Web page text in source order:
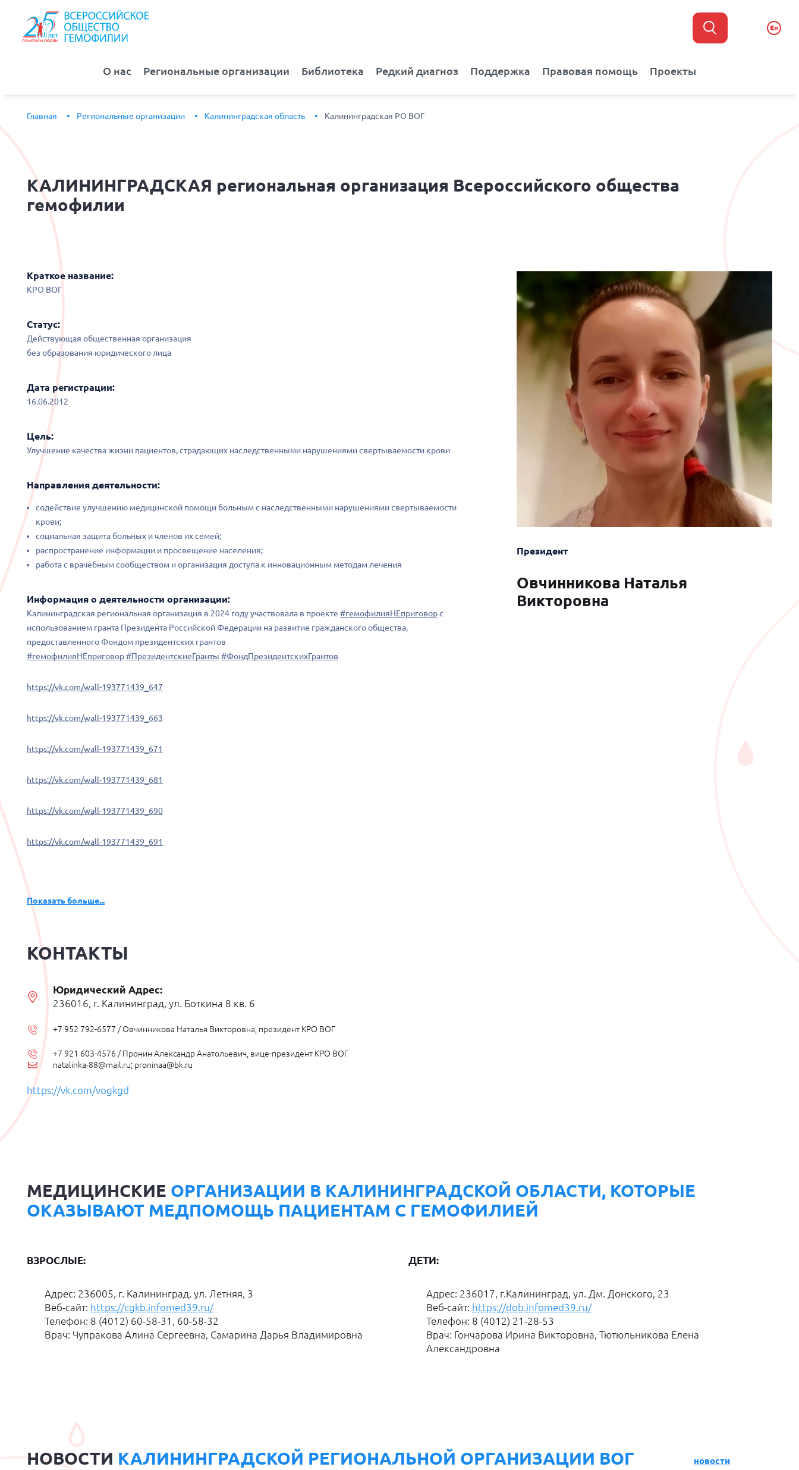
En
О нас Региональные организации Библиотека Редкий диагноз Поддержка Правовая помощь Проекты
Главная Региональные организации Калининградская область Калининградская РО ВОГ
КАЛИНИНГРАДСКАЯ региональная организация Всероссийского общества
гемофилии
Краткое название:
КРО ВОГ
Статус:
Действующая общественная организация
без образования юридического лица
Дата регистрации:
16.06.2012
Цель:
Улучшение качества жизни пациентов, страдающих наследственными нарушениями свертываемости крови
Направления деятельности:
содействие улучшению медицинской помощи больным с наследственными нарушениями свертываемости
крови;
социальная защита больных и членов их семей;
распространение информации и просвещение населения;
работа с врачебным сообществом и организация доступа к инновационным методам лечения
Информация о деятельности организации:
Калининградская региональная организация в 2024 году участвовала в проекте #гемофилияНЕприговорс
использованием гранта Президента Российской Федерации на развитие гражданского общества,
предоставленного Фондом президентских грантов
#гемофилияНЕприговор#ПрезидентскиеГранты #ФондПрезидентскихГрантов
https://vk.com/wall-193771439_647
https://vk.com/wall-193771439_663
https://vk.com/wall-193771439_671
https://vk.com/wall-193771439_681
https://vk.com/wall-193771439_690
https://vk.com/wall-193771439_691
Показать больше...
Президент
Овчинникова Наталья
Викторовна
КОНТАКТЫ
Юридический Адрес:
236016, г. Калининград, ул. Боткина 8 кв. 6
+7 952 792-6577 / Овчинникова Наталья Викторовна, президент КРО ВОГ
+7 921 603-4576 / Пронин Александр Анатольевич, вице-президент КРО ВОГ
natalinka-88@mail.ru; proninaa@bk.ru
https://vk.com/vogkgd
МЕДИЦИНСКИЕ ОРГАНИЗАЦИИ В КАЛИНИНГРАДСКОЙ ОБЛАСТИ, КОТОРЫЕ
ОКАЗЫВАЮТ МЕДПОМОЩЬ ПАЦИЕНТАМ С ГЕМОФИЛИЕЙ
ВЗРОСЛЫЕ:
Адрес: 236005, г. Калининград, ул. Летняя, 3
Веб-сайт: https://cgkb.infomed39.ru/
Телефон: 8 (4012) 60-58-31, 60-58-32
Врач: Чупракова Алина Сергеевна, Самарина Дарья Владимировна
ДЕТИ:
Адрес: 236017, г.Калининград, ул. Дм. Донского, 23
Веб-сайт: https://dob.infomed39.ru/
Телефон: 8 (4012) 21-28-53
Врач: Гончарова Ирина Викторовна, Тютюльникова Елена
Александровна
НОВОСТИ КАЛИНИНГРАДСКОЙ РЕГИОНАЛЬНОЙ ОРГАНИЗАЦИИ ВОГ новости